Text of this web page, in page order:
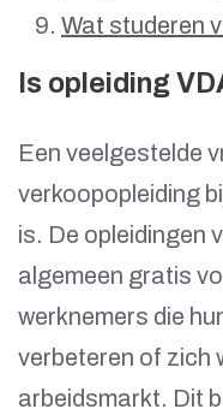
Wat studeren
Is opleiding
Een veelgestelde
verkoopopleiding
is. De opleidingen
algemeen gratis
werknemers die
verbeteren of zich
arbeidsmarkt. Dit